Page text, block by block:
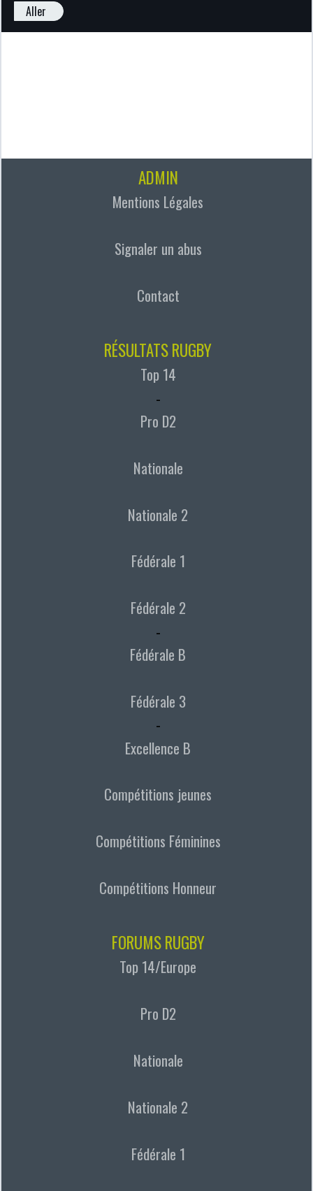
Aller
ADMIN
Mentions Légales
Signaler un abus
Contact
RÉSULTATS RUGBY
Top 14
-
Pro D2
Nationale
Nationale 2
Fédérale 1
Fédérale 2
-
Fédérale B
Fédérale 3
-
Excellence B
Compétitions jeunes
Compétitions Féminines
Compétitions Honneur
FORUMS RUGBY
Top 14/Europe
Pro D2
Nationale
Nationale 2
Fédérale 1